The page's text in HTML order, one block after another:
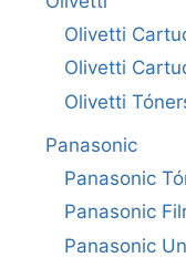
Olivetti
Olivetti
Olivetti
Panasonic
Panasonic
Panasonic
Panasonic